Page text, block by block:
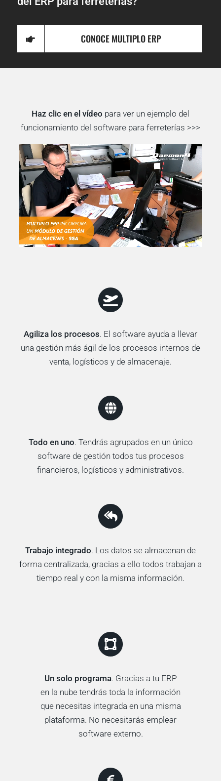
CONOCE MULTIPLO ERP
Haz clic en el vídeo para ver un ejemplo del
funcionamiento del software para ferreterías >>>
Agiliza los procesos. El software ayuda a llevar
una gestión más ágil de los procesos internos de
venta, logísticos y de almacenaje.
Todo en uno. Tendrás agrupados en un único
software de gestión todos tus procesos
financieros, logísticos y administrativos.
Trabajo integrado. Los datos se almacenan de
forma centralizada, gracias a ello todos trabajan a
tiempo real y con la misma información.
Un solo programa. Gracias a tu ERP
en la nube tendrás toda la información
que necesitas integrada en una misma
plataforma. No necesitarás emplear
software externo.